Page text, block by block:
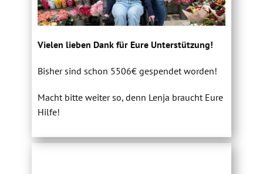
Vielen lieben Dank für Eure Unterstützung!
Bisher sind schon 5506€ gespendet worden!
Macht bitte weiter so, denn Lenja braucht Eure
Hilfe!